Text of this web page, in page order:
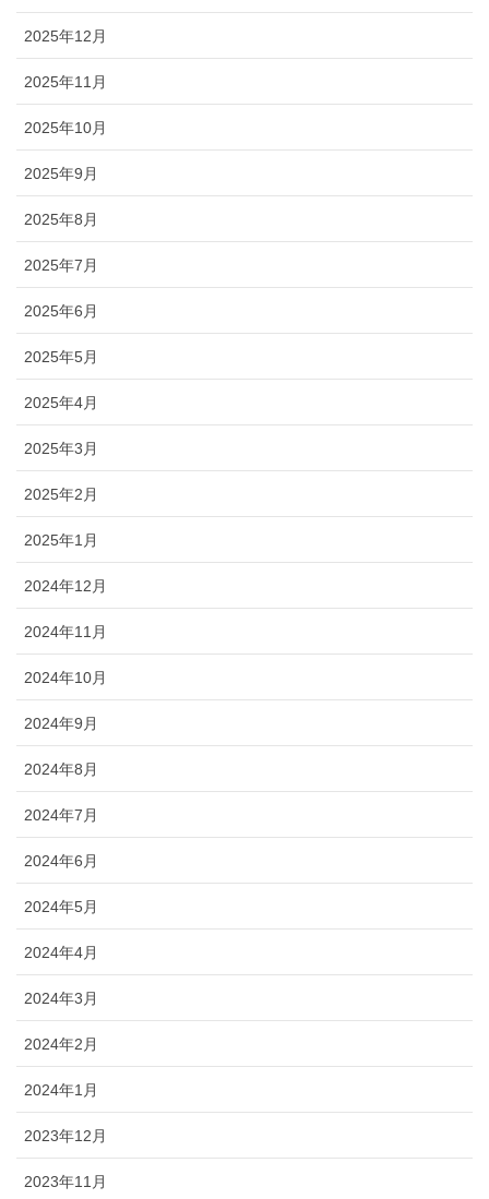
2025年12月
2025年11月
2025年10月
2025年9月
2025年8月
2025年7月
2025年6月
2025年5月
2025年4月
2025年3月
2025年2月
2025年1月
2024年12月
2024年11月
2024年10月
2024年9月
2024年8月
2024年7月
2024年6月
2024年5月
2024年4月
2024年3月
2024年2月
2024年1月
2023年12月
2023年11月